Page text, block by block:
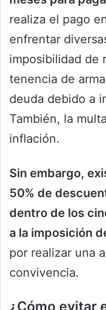
realiza el pago
enfrentar
imposibilidad de
tenencia de
deuda debido a
También, la
inflación.
Sin embargo,
50% de
dentro de los
a la imposición
por realizar una
convivencia.
¿Cómo evitar